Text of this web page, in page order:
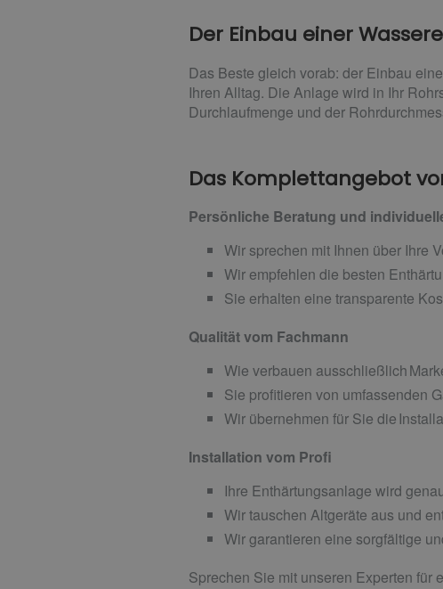
Der Einbau einer
Das Beste gleich vorab: der Einbau
Ihren Alltag. Die Anlage wird in Ihr
Durchlaufmenge und der
Das Komplettangebot
Persönliche Beratung und
Wir sprechen mit Ihnen über Ihre
Wir empfehlen die besten
Sie erhalten eine transparente
Qualität vom Fachmann
Wie verbauen ausschließlich
Sie profitieren von umfassenden
Wir übernehmen für Sie die
Installation vom Profi
Ihre Enthärtungsanlage wird
Wir tauschen Altgeräte aus und
Wir garantieren eine sorgfältige
Sprechen Sie mit unseren Experten für